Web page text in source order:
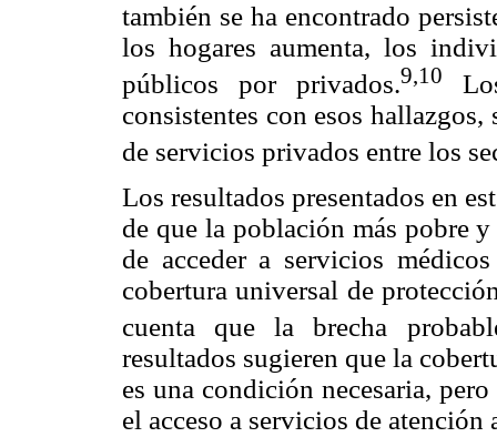
también se ha encontrado
los hogares aumenta, los
públicos por privados.9,10
consistentes con esos
de servicios privados entre los
Los resultados presentados en
de que la población más pobre
de acceder a servicios
cobertura universal de
cuenta que la brecha
resultados sugieren que la
es una condición necesaria,
el acceso a servicios de